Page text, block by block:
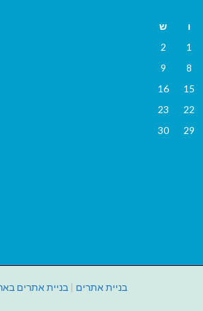
ו
ש
1
2
8
9
15
16
22
23
29
30
בניית אתרים |בניית אתרים